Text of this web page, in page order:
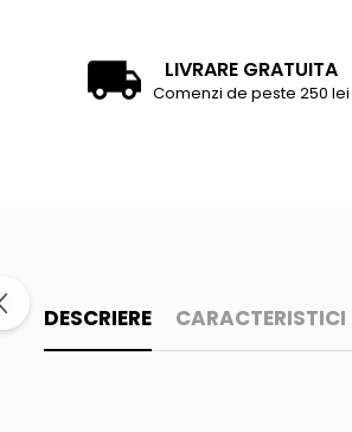
LIVRARE GRATUITA
Comenzi de peste 250 lei
DESCRIERE CARACTERISTICI